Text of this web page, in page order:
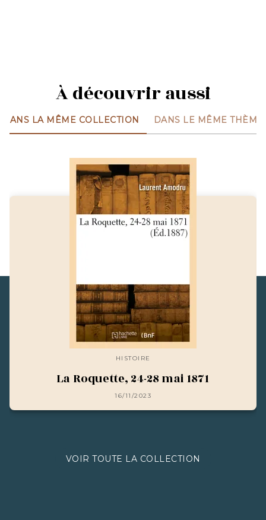
À découvrir aussi
DANS LA MÊME COLLECTION DANS LE MÊME THÈME
HISTOIRE
La Roquette, 24-28 mai 1871
16/11/2023
VOIR TOUTE LA COLLECTION